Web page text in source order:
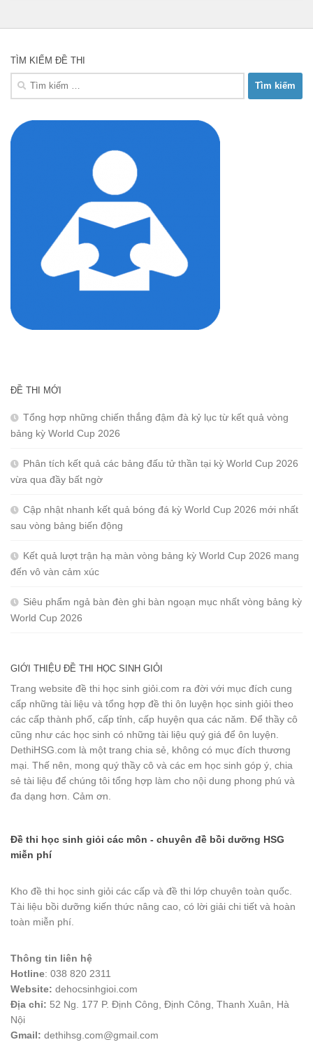
TÌM KIẾM ĐỀ THI
Tìm
ĐỀ THI MỚI
Tổng hợp những chiến thắng đậm đà kỷ lục từ kết quả vòng
bảng kỳ World Cup 2026
Phân tích kết quả các bảng đấu tử thần tại kỳ World Cup 2026
vừa qua đầy bất ngờ
Cập nhật nhanh kết quả bóng đá kỳ World Cup 2026 mới nhất
sau vòng bảng biến động
Kết quả lượt trận hạ màn vòng bảng kỳ World Cup 2026 mang
đến vô vàn cảm xúc
Siêu phẩm ngả bàn đèn ghi bàn ngoạn mục nhất vòng bảng kỳ
World Cup 2026
GIỚI THIỆU ĐỀ THI HỌC SINH GIỎI
Trang website đề thi học sinh giỏi.com ra đời với mục đích cung
cấp những tài liệu và tổng hợp đề thi ôn luyện học sinh giỏi theo
các cấp thành phố, cấp tỉnh, cấp huyện qua các năm. Để thầy cô
cũng như các học sinh có những tài liệu quý giá để ôn luyện.
DethiHSG.com là một trang chia sẻ, không có mục đích thương
mại. Thế nên, mong quý thầy cô và các em học sinh góp ý, chia
sẻ tài liệu để chúng tôi tổng hợp làm cho nội dung phong phú và
đa dạng hơn. Cảm ơn.
Đề thi học sinh giỏi các môn - chuyên đề bồi dưỡng HSG
miễn phí
Kho đề thi học sinh giỏi các cấp và đề thi lớp chuyên toàn quốc.
Tài liệu bồi dưỡng kiến thức nâng cao, có lời giải chi tiết và hoàn
toàn miễn phí.
Thông tin liên hệ
Hotline: 038 820 2311
Website: dehocsinhgioi.com
Địa chỉ: 52 Ng. 177 P. Định Công, Định Công, Thanh Xuân, Hà
Nội
Gmail: dethihsg.com@gmail.com